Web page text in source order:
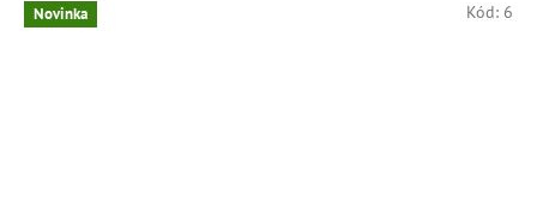
Novinka Kód: 6